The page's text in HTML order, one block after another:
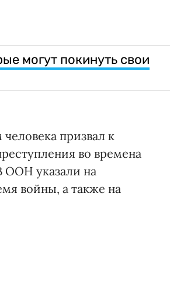
могут покинуть свои
призвал к
во времена
ООН указали на
войны, а также на